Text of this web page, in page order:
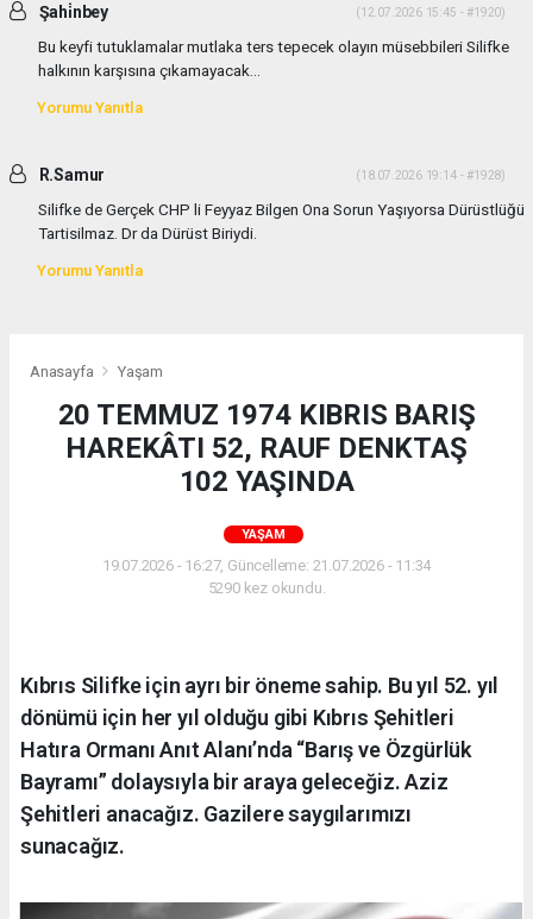
Şahi̇nbey (12.07.2026 15:45 - #1920)
Bu keyfi tutuklamalar mutlaka ters tepecek olayın müsebbileri Silifke
halkının karşısına çıkamayacak...
Yorumu Yanıtla
R.Samur (18.07.2026 19:14 - #1928)
Silifke de Gerçek CHP li Feyyaz Bilgen Ona Sorun Yaşıyorsa Dürüstlüğü
Tartisilmaz. Dr da Dürüst Biriydi.
Yorumu Yanıtla
Anasayfa Yaşam
20 TEMMUZ 1974 KIBRIS BARIŞ
HAREKÂTI 52, RAUF DENKTAŞ
102 YAŞINDA
YAŞAM
19.07.2026 - 16:27, Güncelleme: 21.07.2026 - 11:34
5290 kez okundu.
Kıbrıs Silifke için ayrı bir öneme sahip. Bu yıl 52. yıl
dönümü için her yıl olduğu gibi Kıbrıs Şehitleri
Hatıra Ormanı Anıt Alanı’nda “Barış ve Özgürlük
Bayramı” dolaysıyla bir araya geleceğiz. Aziz
Şehitleri anacağız. Gazilere saygılarımızı
sunacağız.